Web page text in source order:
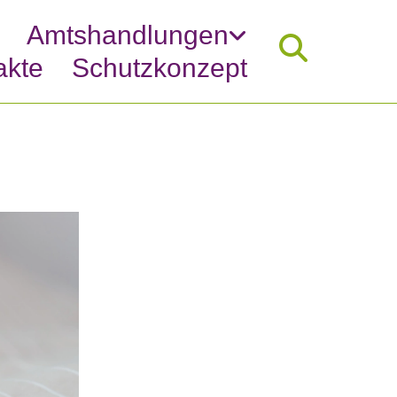
Amtshandlungen
Schutzkonzept